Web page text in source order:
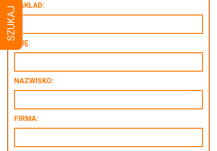
SZUKAJ
NAKŁAD:
IMIĘ:
NAZWISKO:
FIRMA: